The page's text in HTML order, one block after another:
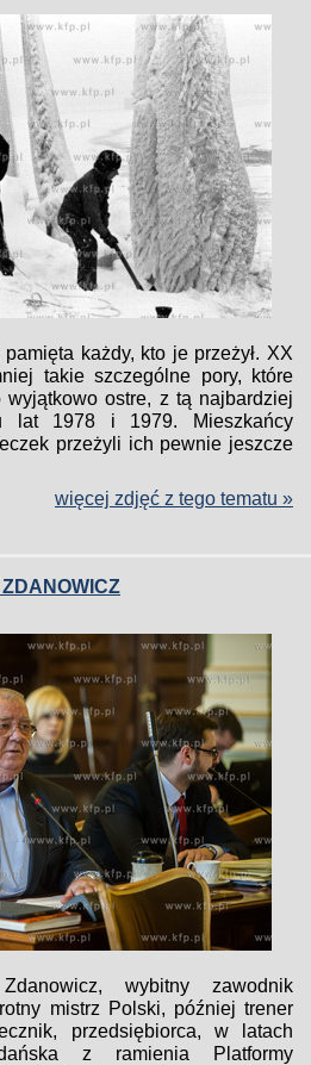
każdy, kto je przeżył. XX
takie szczególne pory, które
wyjątkowo ostre, z tą najbardziej
lat 1978 i 1979. Mieszkańcy
przeżyli ich pewnie jeszcze
więcej zdjęć z tego tematu »
wybitny zawodnik
mistrz Polski, później trener
przedsiębiorca, w latach
z ramienia Platformy